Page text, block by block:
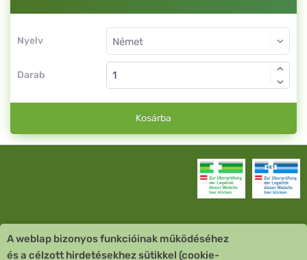
Nyelv
Darab
Kosárba
Vevőszolgálat
A weblap bizonyos funkcióinak működéséhez
és a célzott hirdetésekhez sütikkel (cookie-